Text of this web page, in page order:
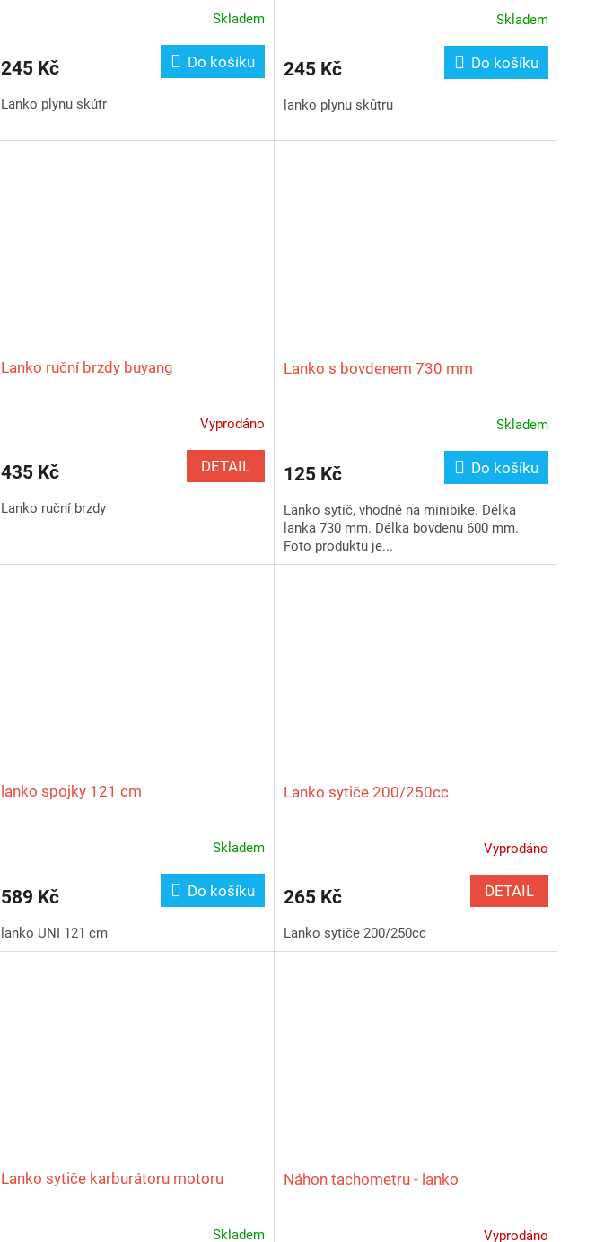
Skladem
245 Kč Do košíku
Lanko plynu skútr
Skladem
245 Kč Do košíku
lanko plynu skůtru
Lanko ruční brzdy buyang
Vyprodáno
435 Kč DETAIL
Lanko ruční brzdy
Lanko s bovdenem 730 mm
Skladem
125 Kč Do košíku
Lanko sytič, vhodné na minibike. Délka
lanka 730 mm. Délka bovdenu 600 mm.
Foto produktu je...
lanko spojky 121 cm
Skladem
589 Kč Do košíku
lanko UNI 121 cm
Lanko sytiče 200/250cc
Vyprodáno
265 Kč DETAIL
Lanko sytiče 200/250cc
Lanko sytiče karburátoru motoru
Skladem
Náhon tachometru - lanko
Vyprodáno